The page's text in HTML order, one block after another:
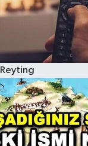
Reyting